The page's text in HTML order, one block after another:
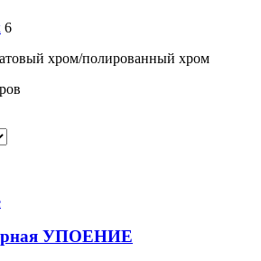
6
хром/полированный хром
УПОЕНИЕ